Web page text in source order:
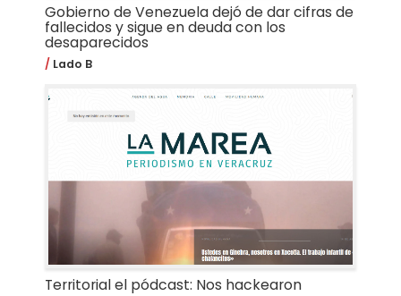
Gobierno de Venezuela dejó de dar cifras de
fallecidos y sigue en deuda con los
desaparecidos
Lado B
Territorial el pódcast: Nos hackearon